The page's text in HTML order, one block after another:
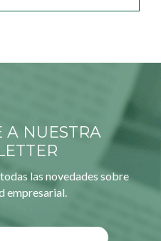
A NUESTRA
las novedades sobre
empresarial.